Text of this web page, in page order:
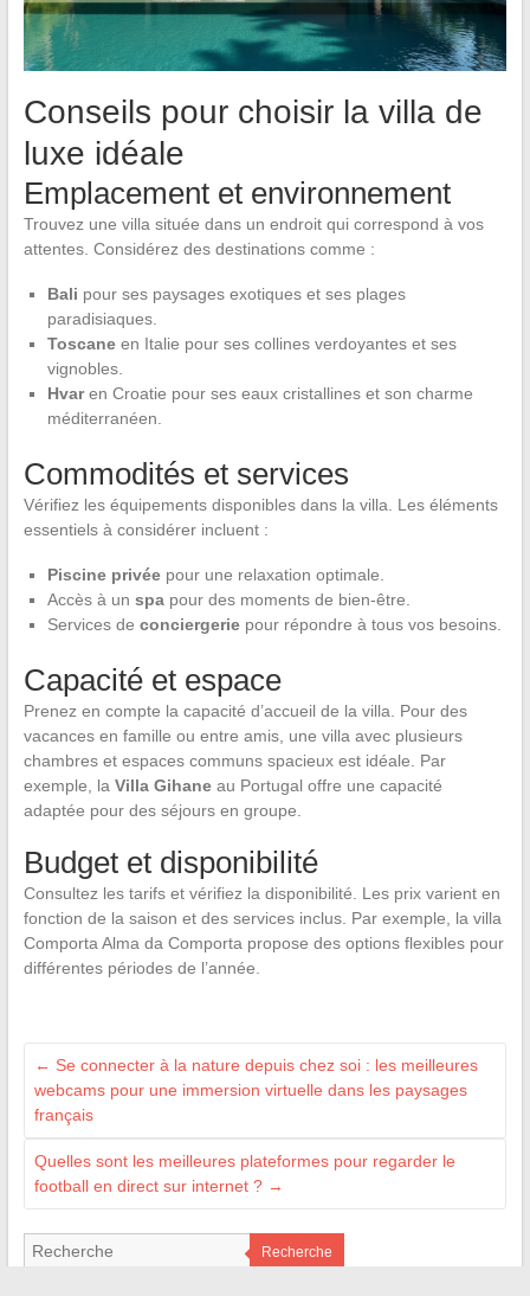
Conseils pour choisir la villa de
luxe idéale
Emplacement et environnement
Trouvez une villa située dans un endroit qui correspond à vos
attentes. Considérez des destinations comme :
Bali pour ses paysages exotiques et ses plages
paradisiaques.
Toscaneen Italie pour ses collines verdoyantes et ses
vignobles.
Hvaren Croatie pour ses eaux cristallines et son charme
méditerranéen.
Commodités et services
Vérifiez les équipements disponibles dans la villa. Les éléments
essentiels à considérer incluent :
Piscine privéepour une relaxation optimale.
Accès à un spapour des moments de bien-être.
Services de conciergeriepour répondre à tous vos besoins.
Capacité et espace
Prenez en compte la capacité d’accueil de la villa. Pour des
vacances en famille ou entre amis, une villa avec plusieurs
chambres et espaces communs spacieux est idéale. Par
exemple, la Villa Gihaneau Portugal offre une capacité
adaptée pour des séjours en groupe.
Budget et disponibilité
Consultez les tarifs et vérifiez la disponibilité. Les prix varient en
fonction de la saison et des services inclus. Par exemple, la villa
Comporta Alma da Comporta propose des options flexibles pour
différentes périodes de l’année.
← Se connecter à la nature depuis chez soi : les meilleures
webcams pour une immersion virtuelle dans les paysages
français
Quelles sont les meilleures plateformes pour regarder le
football en direct sur internet ? →
Recherche